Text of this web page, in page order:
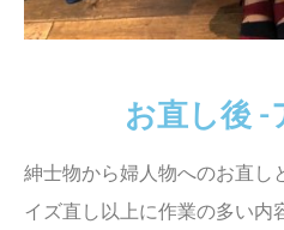
お直し後 -
紳士物から婦人物へのお直し
イズ直し以上に作業の多い内